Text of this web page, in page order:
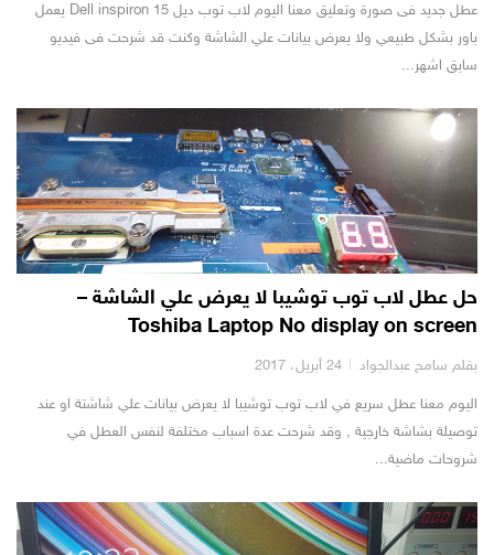
عطل جديد فى صورة وتعليق معنا اليوم لاب توب ديل Dell inspiron 15 يعمل
باور بشكل طبيعي ولا يعرض بيانات علي الشاشة وكنت قد شرحت فى فيديو
سابق اشهر...
حل عطل لاب توب توشيبا لا يعرض علي الشاشة –
Toshiba Laptop No display on screen
بقلم سامح عبدالجواد 24 أبريل، 2017
اليوم معنا عطل سريع في لاب توب توشيبا لا يعرض بيانات علي شاشتة او عند
توصيلة بشاشة خارجية , وقد شرحت عدة اسباب مختلفة لنفس العطل في
شروحات ماضية...